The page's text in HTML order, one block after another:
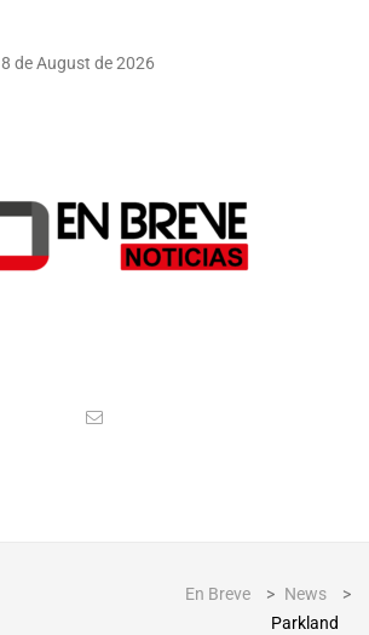
8 de August de 2026
En Breve > News
>
Parkland